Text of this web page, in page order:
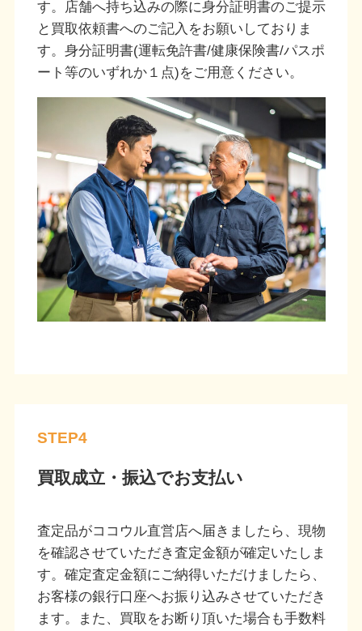
す。店舗へ持ち込みの際に身分証明書のご提示
と買取依頼書へのご記入をお願いしておりま
す。身分証明書(運転免許書/健康保険書/パスポ
ート等のいずれか１点)をご用意ください。
STEP4
買取成立・振込でお支払い
査定品がココウル直営店へ届きましたら、現物
を確認させていただき査定金額が確定いたしま
す。確定査定金額にご納得いただけましたら、
お客様の銀行口座へお振り込みさせていただき
ます。また、買取をお断り頂いた場合も手数料